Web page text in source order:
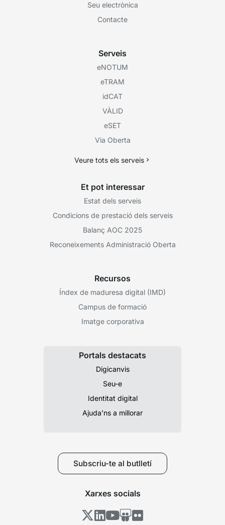
Seu electrònica
Contacte
Serveis
eNOTUM
eTRAM
idCAT
VÀLID
eSET
Via Oberta
Veure tots els serveis
Et pot interessar
Estat dels serveis
Condicions de prestació dels serveis
Balanç AOC 2025
Reconeixements Administració Oberta
Recursos
Índex de maduresa digital (IMD)
Campus de formació
Imatge corporativa
Portals destacats
Digicanvis
Seu-e
Identitat digital
Ajuda’ns a millorar
Subscriu-te al butlletí
Xarxes socials